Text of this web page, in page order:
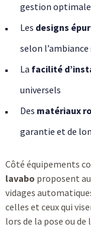
gestion optimale
Les designs
selon
La facilité
universels
Des matériaux
garantie et de
Côté équipements
lavabo proposent
vidages
celles et ceux qui
lors de la pose ou